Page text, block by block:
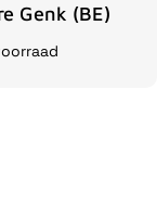
Genk (BE)